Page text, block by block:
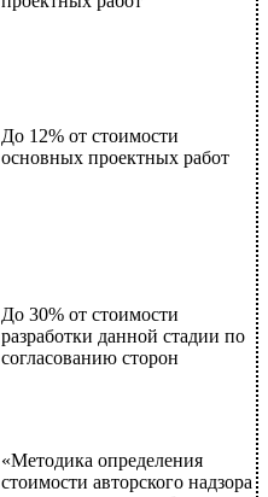
До 12% от стоимости
основных проектных работ
До 30% от стоимости
разработки данной стадии по
согласованию сторон
«Методика определения
стоимости авторского надзора